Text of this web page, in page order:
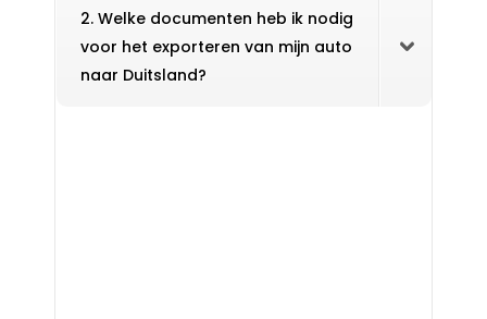
2. Welke documenten heb ik nodig
voor het exporteren van mijn auto
naar Duitsland?